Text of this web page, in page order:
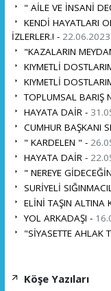
" AİLE VE İNSANİ
KENDİ HAYATLARI
İZLERLER.! - 22.06.2023
"KAZALARIN
KIYMETLİ
KIYMETLİ
TOPLUMSAL BARIŞ
HAYATA DAİR -
CUMHUR BAŞKANI
" KARDELEN " -
HAYATA DAİR -
" NEREYE
SURİYELİ
ELİNİ TAŞIN ALTINA
YOL ARKADAŞI -
"SİYASETTE AHLAK
Köşe Yazıları